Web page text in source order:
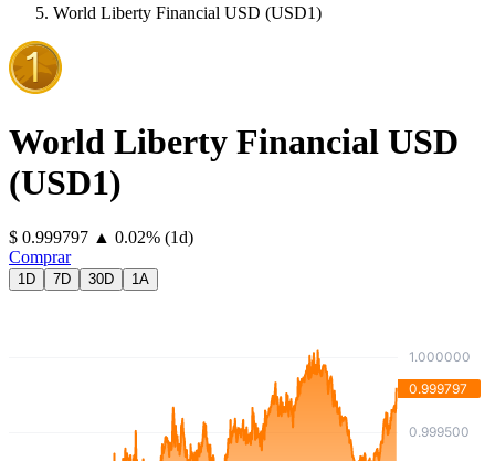
World Liberty Financial USD (USD1)
World Liberty Financial USD
(USD1)
⁦$⁩ 0.999797 ▲ 0.02% (1d)
Comprar
1D 7D 30D 1A